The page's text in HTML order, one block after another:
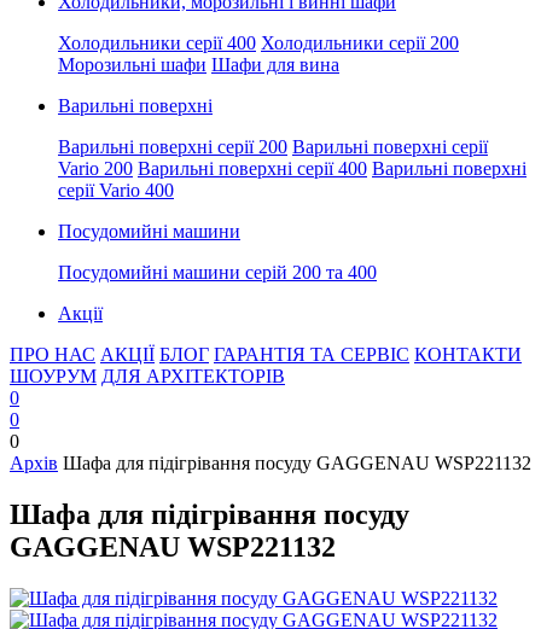
Холодильники серії 400 Холодильники серії 200
Морозильні шафи Шафи для вина
Варильні поверхні
Варильні поверхні серії 200 Варильні поверхні серії
Vario 200 Варильні поверхні серії 400 Варильні поверхні
серії Vario 400
Посудомийні машини
Посудомийні машини серій 200 та 400
Акції
ПРО НАС АКЦІЇ БЛОГ ГАРАНТІЯ ТА СЕРВІС КОНТАКТИ
ШОУРУМ ДЛЯ АРХІТЕКТОРІВ
0
0
0
Архів Шафа для підігрівання посуду GAGGENAU WSP221132
Шафа для підігрівання посуду
GAGGENAU WSP221132